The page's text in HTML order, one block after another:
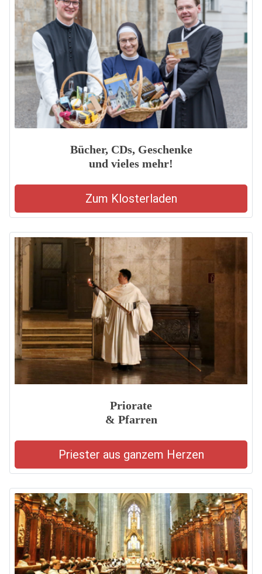
Bücher, CDs, Geschenke
und vieles mehr!
Zum Klosterladen
Priorate
& Pfarren
Priester aus ganzem Herzen